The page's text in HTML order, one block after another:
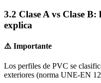
3.2 Clase A vs Clase
explica
⚠️ Importante
Los perfiles de PVC se
exteriores (norma UNE-EN